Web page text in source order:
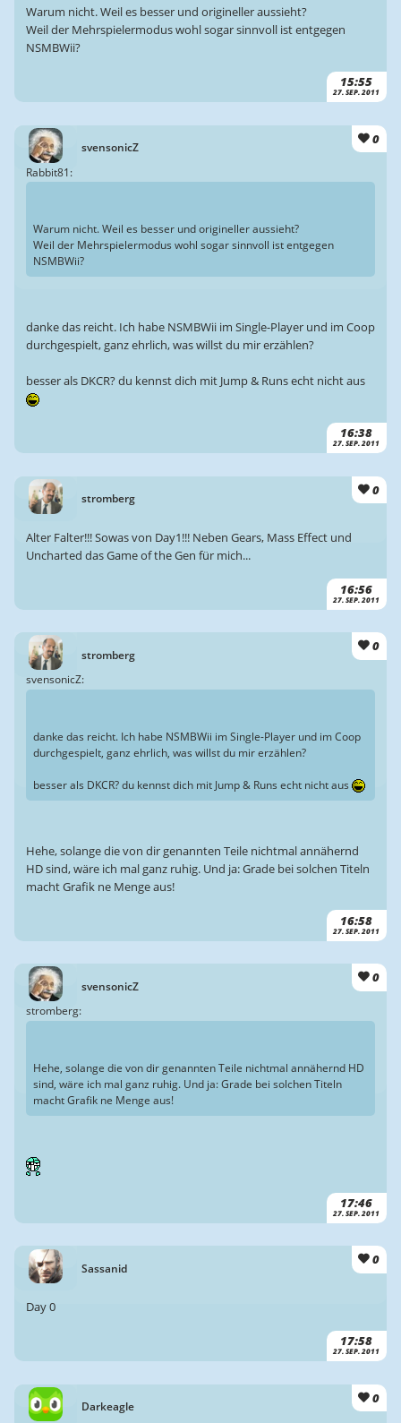
15:55
27. SEP. 2011
Warum nicht. Weil es besser und origineller aussieht?
Weil der Mehrspielermodus wohl sogar sinnvoll ist entgegen
NSMBWii?
svensonicZ
0
16:38
27. SEP. 2011
Rabbit81:
Warum nicht. Weil es besser und origineller aussieht?
Weil der Mehrspielermodus wohl sogar sinnvoll ist entgegen
NSMBWii?
danke das reicht. Ich habe NSMBWii im Single-Player und im Coop
durchgespielt, ganz ehrlich, was willst du mir erzählen?
besser als DKCR? du kennst dich mit Jump & Runs echt nicht aus
stromberg
0
16:56
27. SEP. 2011
Alter Falter!!! Sowas von Day1!!! Neben Gears, Mass Effect und
Uncharted das Game of the Gen für mich...
stromberg
0
16:58
27. SEP. 2011
svensonicZ:
danke das reicht. Ich habe NSMBWii im Single-Player und im Coop
durchgespielt, ganz ehrlich, was willst du mir erzählen?
besser als DKCR? du kennst dich mit Jump & Runs echt nicht aus
Hehe, solange die von dir genannten Teile nichtmal annähernd
HD sind, wäre ich mal ganz ruhig. Und ja: Grade bei solchen Titeln
macht Grafik ne Menge aus!
svensonicZ
0
17:46
27. SEP. 2011
stromberg:
Hehe, solange die von dir genannten Teile nichtmal annähernd HD
sind, wäre ich mal ganz ruhig. Und ja: Grade bei solchen Titeln
macht Grafik ne Menge aus!
Sassanid
0
17:58
27. SEP. 2011
Day 0
Darkeagle
0